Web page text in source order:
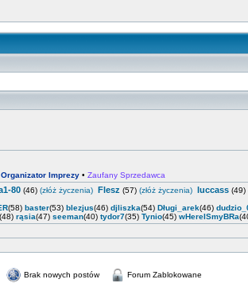
Organizator Imprezy • Zaufany Sprzedawca
80 (46) (złóż życzenia) Flesz (57) (złóż życzenia) luccass (49)
(58) baster(53) blezjus(46) djliszka(54) Długi_arek(46)
(48) rąsia(47) seeman(40) tydor7(35) Tynio(45) wHereISmyBRa
Brak nowych postów Forum Zablokowane